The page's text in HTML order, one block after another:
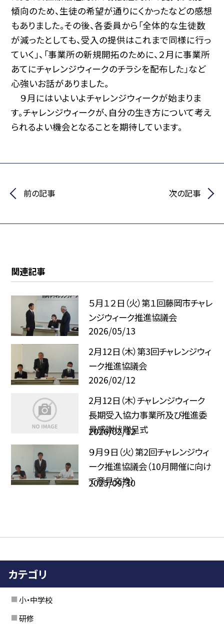
傾向のため、生徒の希望が通りにくかったなどの感想
もありました。その後、各委員から「全体的な生徒数
が減ったとしても、受入の提供はこれまで同様に行っ
ていく」、「事業所の新規開拓のために、２月に事業所
あてにチャレンジウィークのチラシを配布した」など
心強いお話がありました。
９月にはいよいよチャレンジウィークが始まりま
す。チャレンジウィークが、自分の生き方について考え
られるよい機会となることを期待しています。
前の記事 次の記事
関連記事
５月１２日（火）第１回藤岡市チャレ
ンジウィーク推進協議会
2026/05/13
2月12日（木）第3回チャレンジウィ
ーク推進協議会
2026/02/12
2月12日（木）チャレンジウィーク
長期受入協力事業所及び推進委
員感謝状贈呈式
2026/02/12
９月９日（火）第2回チャレンジウィ
ーク推進協議会（10月開催に向け
て意見交換）
2025/09/10
カテゴリ
小・中学校
研修